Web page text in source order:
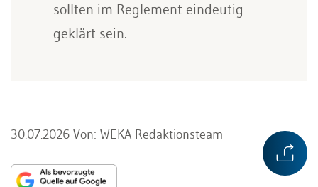
sollten im Reglement eindeutig
geklärt sein.
30.07.2026 Von: WEKA Redaktionsteam